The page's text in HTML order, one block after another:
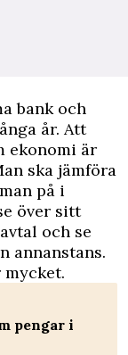
bank och
år. Att
ekonomi är
ska jämföra
på i
över sitt
och se
annanstans.
pengar i